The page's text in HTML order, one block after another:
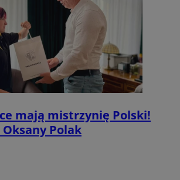
mają mistrzynię Polski!
Polak